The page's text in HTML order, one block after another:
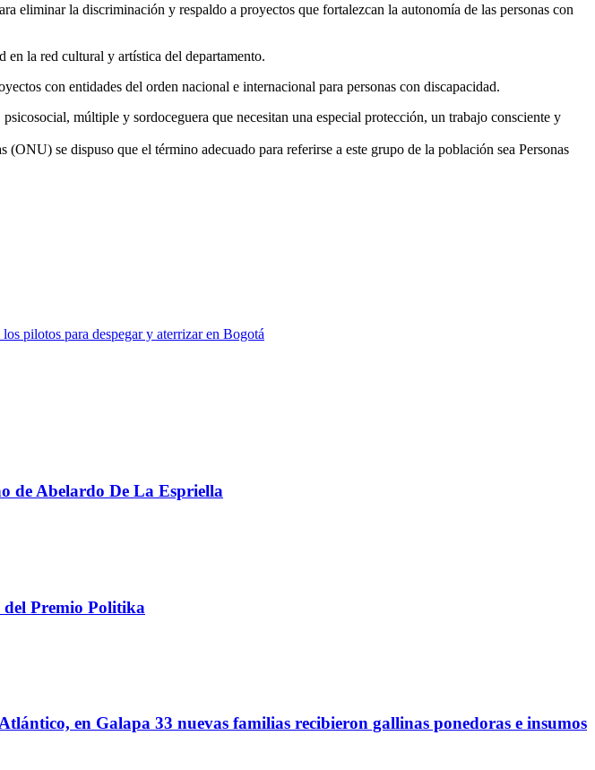
eliminar la discriminación y respaldo a proyectos que fortalezcan la autonomía de las personas con
en la red cultural y artística del departamento.
con entidades del orden nacional e internacional para personas con discapacidad.
múltiple y sordoceguera que necesitan una especial protección, un trabajo consciente y
se dispuso que el término adecuado para referirse a este grupo de la población sea Personas
pilotos para despegar y aterrizar en Bogotá
de Abelardo De La Espriella
del Premio Politika
en Galapa 33 nuevas familias recibieron gallinas ponedoras e insumos